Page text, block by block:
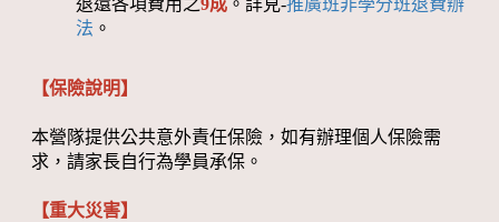
法 。
【保險說明】
本營隊提供公共意外責任保險，如有辦理個人保險需
求，請家長自行為學員承保。
【重大災害】